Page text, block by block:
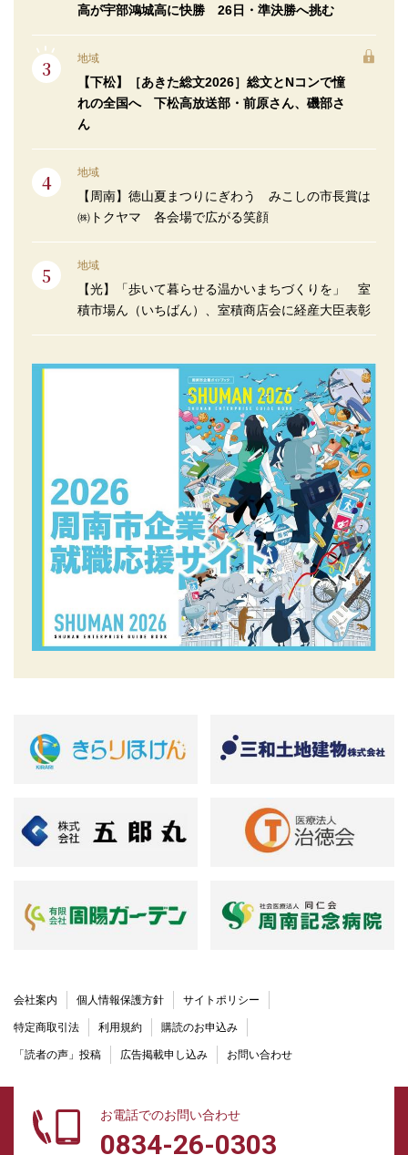
高が宇部鴻城高に快勝 26日・準決勝へ挑む
地域
【下松】［あきた総文2026］総文とNコンで憧
れの全国へ 下松高放送部・前原さん、磯部さ
ん
地域
【周南】徳山夏まつりにぎわう みこしの市長賞は
㈱トクヤマ 各会場で広がる笑顔
地域
【光】「歩いて暮らせる温かいまちづくりを」 室
積市場ん（いちばん）、室積商店会に経産大臣表彰
会社案内 個人情報保護方針 サイトポリシー
特定商取引法 利用規約 購読のお申込み
「読者の声」投稿 広告掲載申し込み お問い合わせ
お電話でのお問い合わせ
0834-26-0303